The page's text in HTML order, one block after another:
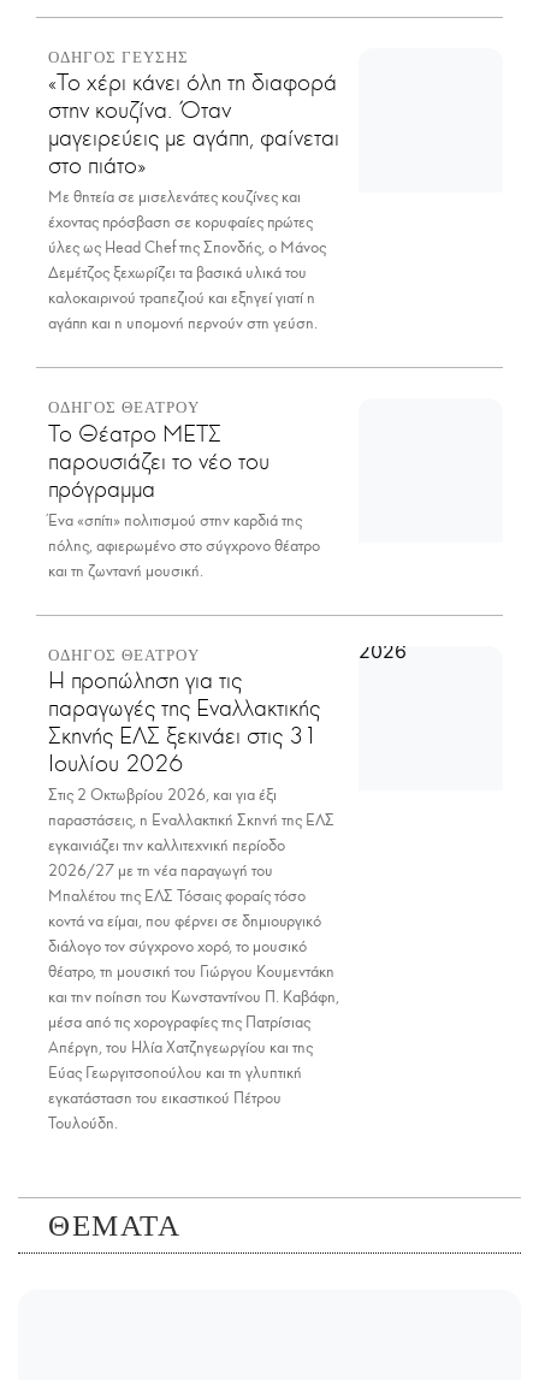
ΟΔΗΓΟΣ ΓΕΥΣΗΣ
«Το χέρι κάνει όλη τη διαφορά
στην κουζίνα. Όταν
μαγειρεύεις με αγάπη, φαίνεται
στο πιάτο»
Με θητεία σε μισελενάτες κουζίνες και
έχοντας πρόσβαση σε κορυφαίες πρώτες
ύλες ως Head Chef της Σπονδής, ο Μάνος
Δεμέτζος ξεχωρίζει τα βασικά υλικά του
καλοκαιρινού τραπεζιού και εξηγεί γιατί η
αγάπη και η υπομονή περνούν στη γεύση.
ΟΔΗΓΟΣ ΘΕΑΤΡΟΥ
Το Θέατρο ΜΕΤΣ
παρουσιάζει το νέο του
πρόγραμμα
Ένα «σπίτι» πολιτισμού στην καρδιά της
πόλης, αφιερωμένο στο σύγχρονο θέατρο
και τη ζωντανή μουσική.
ΟΔΗΓΟΣ ΘΕΑΤΡΟΥ
Η προπώληση για τις
παραγωγές της Εναλλακτικής
Σκηνής ΕΛΣ ξεκινάει στις 31
Ιουλίου 2026
Στις 2 Οκτωβρίου 2026, και για έξι
παραστάσεις, η Εναλλακτική Σκηνή της ΕΛΣ
εγκαινιάζει την καλλιτεχνική περίοδο
2026/27 με τη νέα παραγωγή του
Μπαλέτου της ΕΛΣ Τόσαις φοραίς τόσο
κοντά να είμαι, που φέρνει σε δημιουργικό
διάλογο τον σύγχρονο χορό, το μουσικό
θέατρο, τη μουσική του Γιώργου Κουμεντάκη
και την ποίηση του Κωνσταντίνου Π. Καβάφη,
μέσα από τις χορογραφίες της Πατρίσιας
Απέργη, του Ηλία Χατζηγεωργίου και της
Εύας Γεωργιτσοπούλου και τη γλυπτική
εγκατάσταση του εικαστικού Πέτρου
Τουλούδη.
ΘΕΜΑΤΑ